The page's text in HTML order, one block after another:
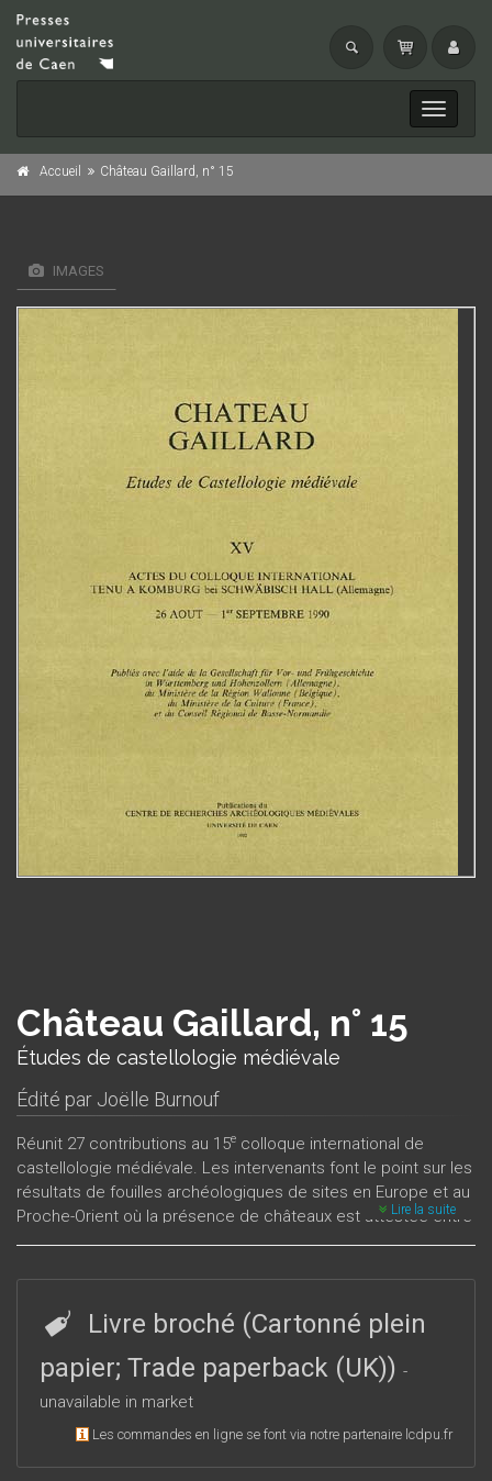
Toggle
Accueil Château Gaillard, n° 15
IMAGES
Château Gaillard, n° 15
Études de castellologie médiévale
Édité par Joëlle Burnouf
Réunit 27 contributions au 15e colloque international de
castellologie médiévale. Les intervenants font le point sur les
résultats de fouilles archéologiques de sites en Europe et au
Proche-Orient où la présence de châteaux est attestée entre
le X et le XV siècle.
Lire la suite
Livre broché (Cartonné plein
papier; Trade paperback (UK)) -
unavailable in market
Les commandes en ligne se font via notre partenaire lcdpu.fr